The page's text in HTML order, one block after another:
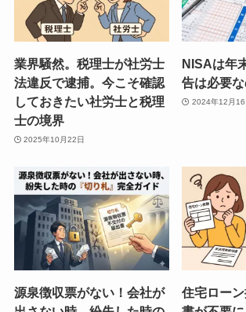
業界騒然。税理士が社労士
法違反で逮捕。今こそ確認
しておきたい社労士と税理
士の境界
2025年10月22日
NISAは年
告は必要
2024年12月16
源泉徴収票がない！会社が
住宅ロー